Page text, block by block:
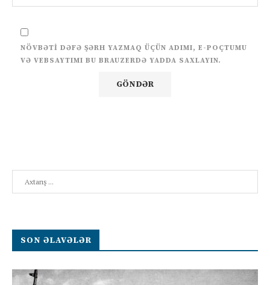
NÖVBƏTI DƏFƏ ŞƏRH YAZMAQ ÜÇÜN ADIMI, E-POÇTUMU
VƏ VEBSAYTIMI BU BRAUZERDƏ YADDA SAXLAYIN.
SON ƏLAVƏLƏR